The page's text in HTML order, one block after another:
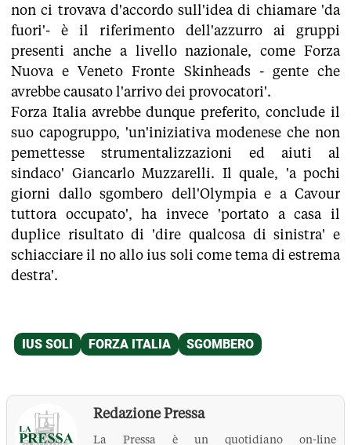
non ci trovava d'accordo sull'idea di chiamare 'da
fuori'- è il riferimento dell'azzurro ai gruppi
presenti anche a livello nazionale, come Forza
Nuova e Veneto Fronte Skinheads - gente che
avrebbe causato l'arrivo dei provocatori'.
Forza Italia avrebbe dunque preferito, conclude il
suo capogruppo, 'un'iniziativa modenese che non
pemettesse strumentalizzazioni ed aiuti al
sindaco' Giancarlo Muzzarelli. Il quale, 'a pochi
giorni dallo sgombero dell'Olympia e a Cavour
tuttora occupato', ha invece 'portato a casa il
duplice risultato di 'dire qualcosa di sinistra' e
schiacciare il no allo ius soli come tema di estrema
destra'.
Redazione Pressa
La Pressa è un quotidiano on-line